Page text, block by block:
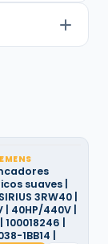
suaves |
3RW40 |
| 40HP/440V |
100018246 |
1BB14 |